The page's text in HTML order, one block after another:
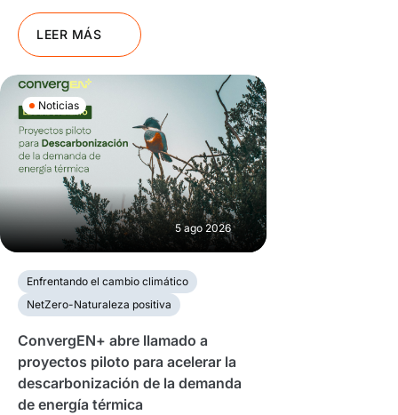
LEER MÁS
Noticias
5 ago 2026
Enfrentando el cambio climático
NetZero-Naturaleza positiva
ConvergEN+ abre llamado a
proyectos piloto para acelerar la
descarbonización de la demanda
de energía térmica